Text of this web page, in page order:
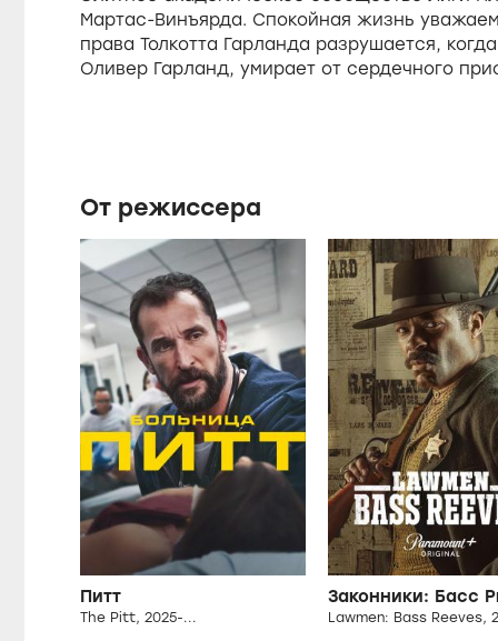
e
Мартас-Винъярда. Спокойная жизнь
права Толкотта Гарланда разрушается,
Оливер Гарланд, умирает от сердечного
От режиссера
Питт
The Pitt, 2025-...
Законники: Басс
Lawmen: Bass Reeves,